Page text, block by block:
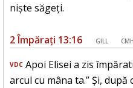
niște săgeți.
2 Împărați 13:16 GILL CMH
VDC Apoi Elisei a zis
arcul cu mâna ta.” Și,